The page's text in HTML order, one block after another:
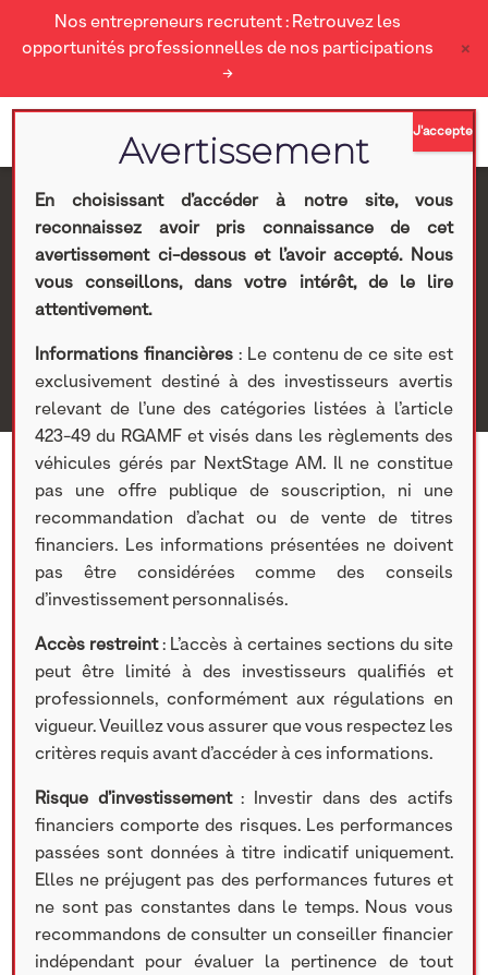
Nos entrepreneurs recrutent : Retrouvez les
opportunités professionnelles de nos participations
→
×
Laëtitia Challan Belval
Nextstage AM>
En choisissant d’accéder à notre site, vous
reconnaissez avoir pris connaissance de cet
avertissement ci-dessous et l’avoir accepté. Nous
vous conseillons, dans votre intérêt, de le lire
attentivement.
Informations financières : Le contenu de ce site est
exclusivement destiné à des investisseurs avertis
relevant de l’une des catégories listées à l’article
423-49 du RGAMF et visés dans les règlements des
véhicules gérés par NextStage AM. Il ne constitue
pas une offre publique de souscription, ni une
recommandation d’achat ou de vente de titres
financiers. Les informations présentées ne doivent
pas être considérées comme des conseils
d’investissement personnalisés.
Accès restreint: L’accès à certaines sections du site
peut être limité à des investisseurs qualifiés et
professionnels, conformément aux régulations en
vigueur. Veuillez vous assurer que vous respectez les
critères requis avant d’accéder à ces informations.
Risque d’investissement: Investir dans des actifs
financiers comporte des risques. Les performances
passées sont données à titre indicatif uniquement.
Elles ne préjugent pas des performances futures et
ne sont pas constantes dans le temps. Nous vous
recommandons de consulter un conseiller financier
indépendant pour évaluer la pertinence de tout